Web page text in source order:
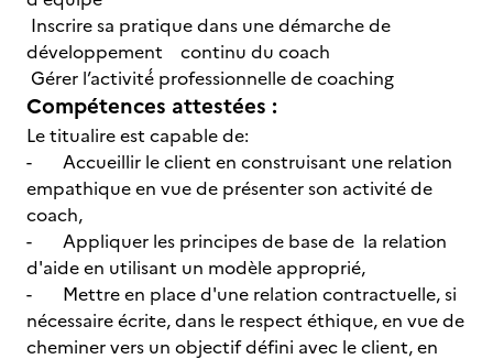
Inscrire sa pratique dans une démarche de
développement continu du coach
Gérer l’activité́ professionnelle de coaching
Compétences attestées :
Le titualire est capable de:
- Accueillir le client en construisant une relation
empathique en vue de présenter son activité de
coach,
- Appliquer les principes de base de la relation
d'aide en utilisant un modèle approprié,
- Mettre en place d'une relation contractuelle, si
nécessaire écrite, dans le respect éthique, en vue de
cheminer vers un objectif défini avec le client, en